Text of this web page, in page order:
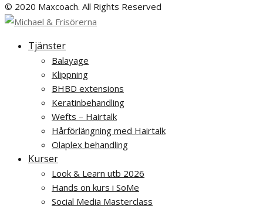
© 2020 Maxcoach. All Rights Reserved
Tjänster
Balayage
Klippning
BHBD extensions
Keratinbehandling
Wefts – Hairtalk
Hårförlängning med Hairtalk
Olaplex behandling
Kurser
Look & Learn utb 2026
Hands on kurs i SoMe
Social Media Masterclass